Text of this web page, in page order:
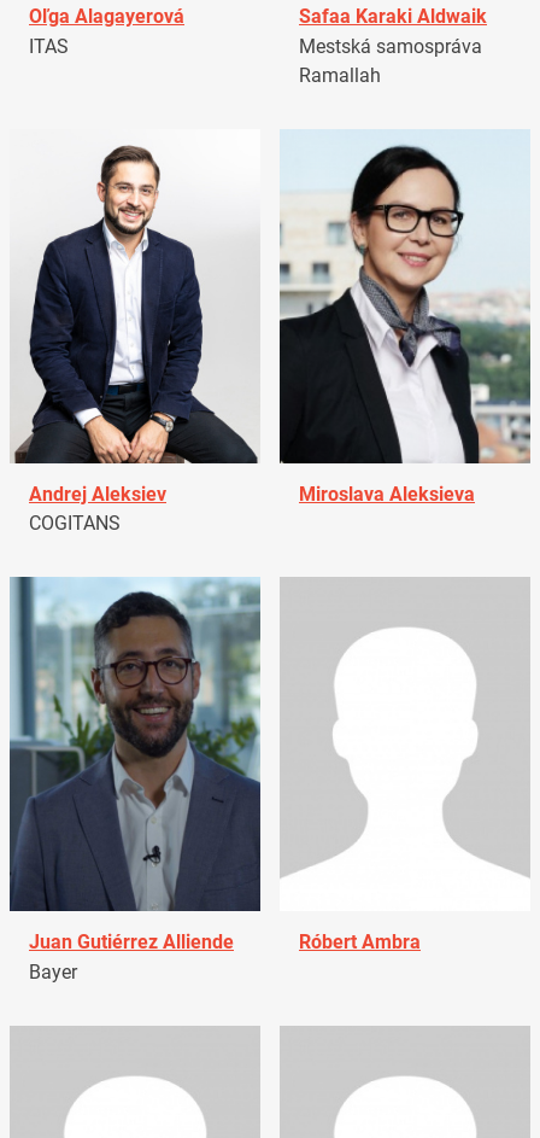
Oľga Alagayerová
ITAS
Safaa Karaki Aldwaik
Mestská samospráva
Ramallah
Andrej Aleksiev
COGITANS
Miroslava Aleksieva
Juan Gutiérrez Alliende
Bayer
Róbert Ambra